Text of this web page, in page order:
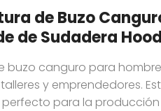
de Buzo
de Sudadera
buzo canguro para
y emprendedores.
para la producción